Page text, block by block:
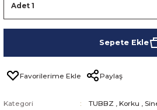
Sepete Ekle
Paylaş
Kategori TUBBZ , Korku ,